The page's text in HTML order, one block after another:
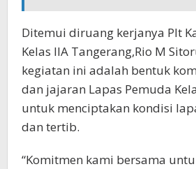
Ditemui diruang kerjanya Plt
Kelas IIA Tangerang,Rio M
kegiatan ini adalah bentuk
dan jajaran Lapas Pemuda
untuk menciptakan kondisi
dan tertib.
“Komitmen kami bersama